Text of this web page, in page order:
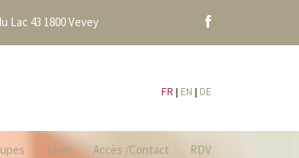
Lac 43 1800 Vevey
FR EN DE
Team Accès /Contact RDV